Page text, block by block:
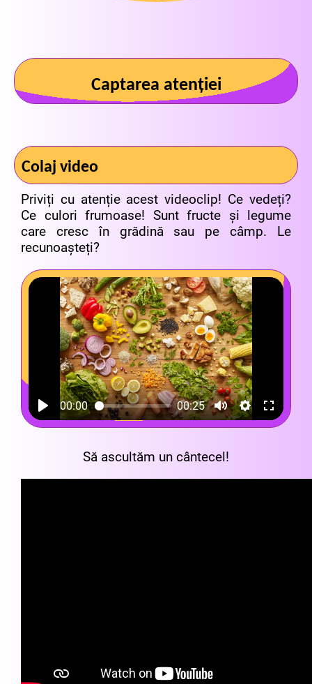
Captarea atenției
Colaj video
Priviți cu atenție acest videoclip! Ce vedeți?
Ce culori frumoase! Sunt fructe și legume
care cresc în grădină sau pe câmp. Le
recunoașteți?
00:00 00:25
Să ascultăm un cântecel!